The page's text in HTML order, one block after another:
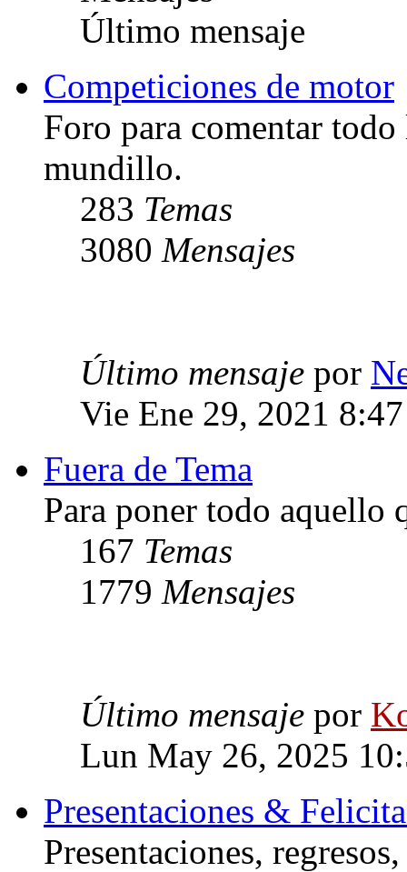
Último mensaje
Competiciones de motor
Foro para comentar
mundillo.
283 Temas
3080 Mensajes
Último mensaje por
Vie Ene 29, 2021
Fuera de Tema
Para poner todo aquello
167 Temas
1779 Mensajes
Último mensaje por
Lun May 26, 2025
Presentaciones &
Presentaciones,